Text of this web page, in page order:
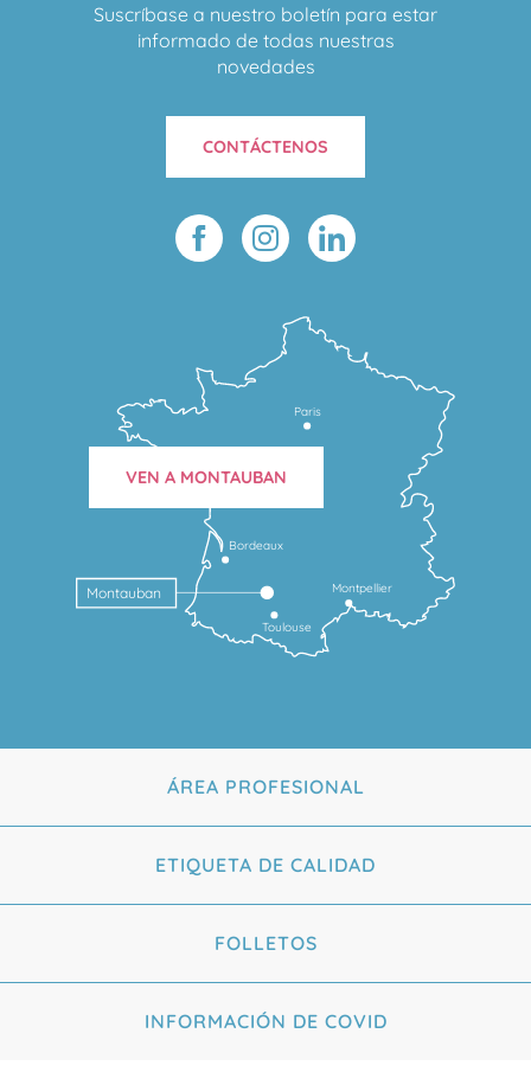
Suscríbase a nuestro boletín para estar
informado de todas nuestras
novedades
CONTÁCTENOS
Toulouse
Montpellier
Bordeaux
Montauban
Paris
VEN A MONTAUBAN
ÁREA PROFESIONAL
ETIQUETA DE CALIDAD
FOLLETOS
INFORMACIÓN DE COVID